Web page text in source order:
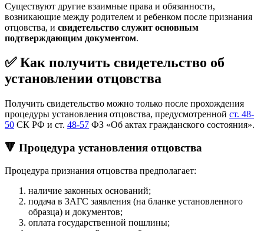
Существуют другие взаимные права и обязанности,
возникающие между родителем и ребенком после признания
отцовства, и свидетельство служит основным
подтверждающим документом.
✅ Как получить свидетельство об
установлении отцовства
Получить свидетельство можно только после прохождения
процедуры установления отцовства, предусмотренной ст. 48-
50 СК РФ и ст. 48-57 ФЗ «Об актах гражданского состояния».
🔻 Процедура установления отцовства
Процедура признания отцовства предполагает:
наличие законных оснований;
подача в ЗАГС заявления (на бланке установленного
образца) и документов;
оплата государственной пошлины;